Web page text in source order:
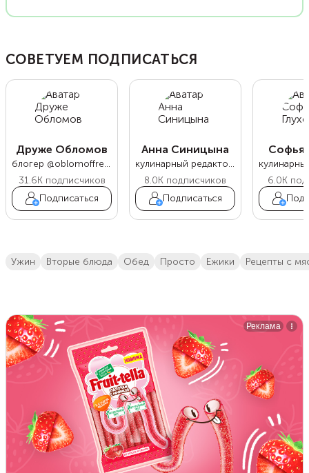
СОВЕТУЕМ ПОДПИСАТЬСЯ
Друже Обломов
блогер @oblomoffrecipe
31.6Kподписчиков
Подписаться
Анна Синицына
кулинарный редактор Food.ru
8.0K подписчиков
Подписаться
Софья
6.0K
ужин вторые блюда обед просто ежики Рецепты с